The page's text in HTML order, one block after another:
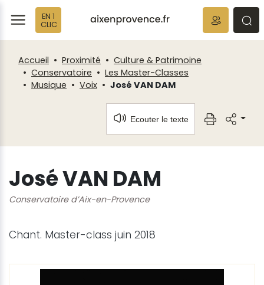
EN 1
CLIC
Accueil Proximité
Culture & Patrimoine
Conservatoire
Les Master-Classes
Musique
Voix José VAN DAM
Ecouter le texte
José VAN DAM
Conservatoire d’Aix-en-Provence
Chant. Master-class juin 2018
Fenêtre
de
chat
Panneau de gestion des cookies